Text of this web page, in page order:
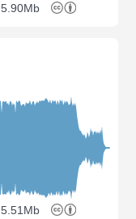
5.90Mb
5.51Mb